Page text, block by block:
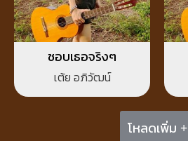
ชอบเธอจริงๆ
เต้ย อภิวัฒน์
โหลดเพิ่ม +